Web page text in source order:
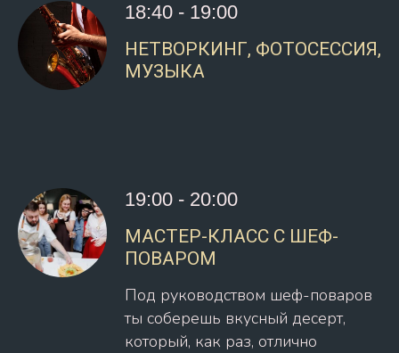
18:40 - 19:00
НЕТВОРКИНГ, ФОТОСЕССИЯ,
МУЗЫКА
19:00 - 20:00
МАСТЕР-КЛАСС С ШЕФ-
ПОВАРОМ
Под руководством шеф-поваров
ты соберешь вкусный десерт,
который, как раз, отлично